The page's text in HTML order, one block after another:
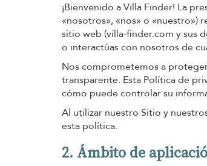
¡Bienvenido a Villa Finder! La
«nosotros», «nos» o
sitio web (villa-finder.com y sus
o interactúas con nosotros de
Nos comprometemos a
transparente. Esta Política de
cómo puede controlar su
Al utilizar nuestro Sitio y
esta política.
2. Ámbito de